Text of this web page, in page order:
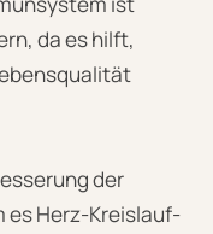
da es hilft,
der
es Herz-Kreislauf-